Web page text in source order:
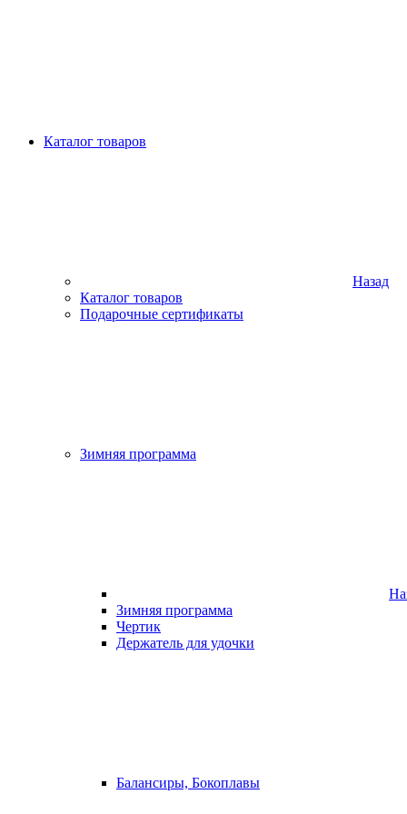
Каталог товаров
Назад
Каталог товаров
Подарочные сертификаты
Зимняя программа
Зимняя программа
Чертик
Держатель для удочки
Балансиры, Бокоплавы